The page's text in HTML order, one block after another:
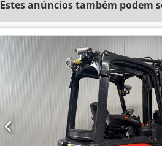
Estes anúncios também podem